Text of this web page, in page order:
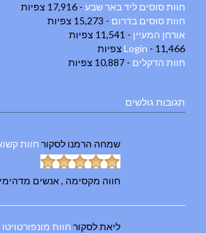
חוות סוסים ליד באר שבע - 17,916 צפיות
חוות סוסים בדרום - 15,273 צפיות
אורחן המעיין - 11,541 צפיות
Login - 11,466 צפיות
חוות הדקלים - 10,887 צפיות
תגובות גולשים
שמחה הרמנו לסקור חוות
חווה מקסימה , אנשים
ליאתלסקור חוות מונפורטויטו